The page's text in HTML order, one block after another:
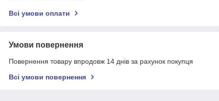
Всі умови оплати
Умови повернення
Повернення товару впродовж 14 днів за рахунок покупця
Всі умови повернення